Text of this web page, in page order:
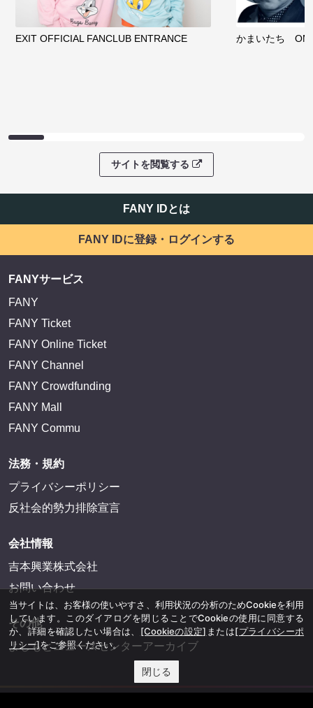
EXIT OFFICIAL FANCLUB ENTRANCE かまいたち
サイトを閲覧する
FANY IDとは
FANY IDに登録・ログインする
FANYサービス
FANY
FANY Ticket
FANY Online Ticket
FANY Channel
FANY Crowdfunding
FANY Mall
FANY Commu
法務・規約
プライバシーポリシー
反社会的勢力排除宣言
会社情報
吉本興業株式会社
お問い合わせ
その他
よしもとニュースセンターアーカイブ
当サイトは、お客様の使いやすさ、利用状況の分析のためCookieを利用
しています。このダイアログを閉じることでCookieの使用に同意する
か、詳細を確認したい場合は、 [Cookieの設定] または[プライバシーポ
リシー]をご参照ください。
閉じる